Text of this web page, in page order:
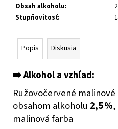
Obsah alkoholu:
Stupňovitosť:
Popis Diskusia
➡️Alkohol a vzhľad:
Ružovočervené
obsahom alkoholu 2,5 %,
malinová farba
ú
e
PIVOVAR
KAMENICE
NAD
LIPOU
KAMENICKÁ